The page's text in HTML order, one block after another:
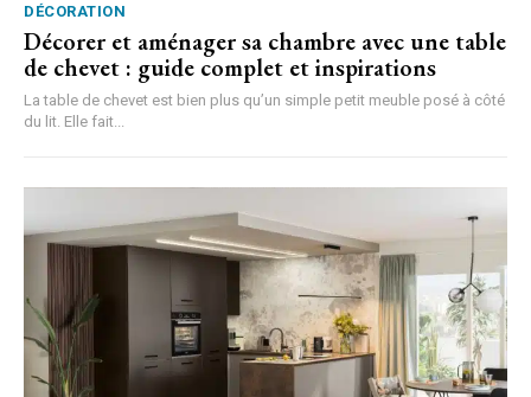
DÉCORATION
Décorer et aménager sa chambre avec une table
de chevet : guide complet et inspirations
La table de chevet est bien plus qu’un simple petit meuble posé à côté
du lit. Elle fait...